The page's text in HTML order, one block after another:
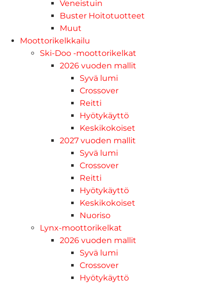
Veneistuin
Buster Hoitotuotteet
Muut
Moottorikelkkailu
Ski-Doo -moottorikelkat
2026 vuoden mallit
Syvä lumi
Crossover
Reitti
Hyötykäyttö
Keskikokoiset
2027 vuoden mallit
Syvä lumi
Crossover
Reitti
Hyötykäyttö
Keskikokoiset
Nuoriso
Lynx-moottorikelkat
2026 vuoden mallit
Syvä lumi
Crossover
Hyötykäyttö